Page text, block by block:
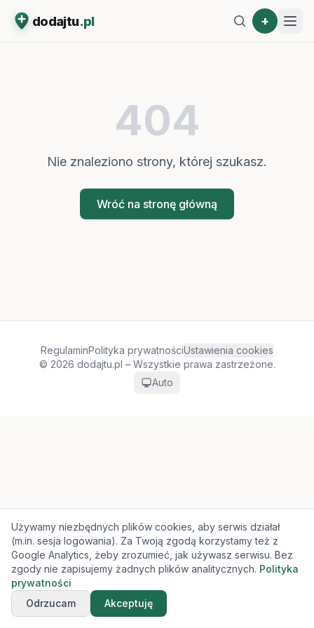
dodajtu.pl +
404
Nie znaleziono strony, której szukasz.
Wróć na stronę główną
RegulaminPolityka prywatnościUstawienia cookies
© 2026 dodajtu.pl – Wszystkie prawa zastrzeżone.
Auto
Używamy niezbędnych plików cookies, aby serwis działał
(m.in. sesja logowania). Za Twoją zgodą korzystamy też z
Google Analytics, żeby zrozumieć, jak używasz serwisu. Bez
zgody nie zapisujemy żadnych plików analitycznych. Polityka
prywatności
Odrzucam
Akceptuję